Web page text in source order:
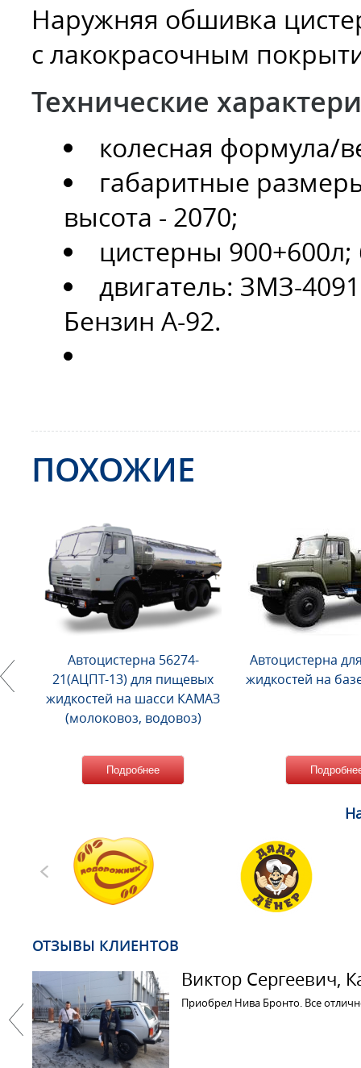
Наружняя обшивка
с лакокрасочным
Технические
колесная формула/
габаритные
высота - 2070;
цистерны 900+600л;
двигатель: ЗМЗ-
Бензин А-92.
ПОХОЖИЕ
Автоцистерна 56274-
21(АЦПТ-13) для пищевых
жидкостей на шасси КАМАЗ
(молоковоз, водовоз)
Подробнее
Автоцистерна
жидкостей на
ОТЗЫВЫ КЛИЕНТОВ
Виктор Сергеевич,
Приобрел Нива Бронто. Все
Previous